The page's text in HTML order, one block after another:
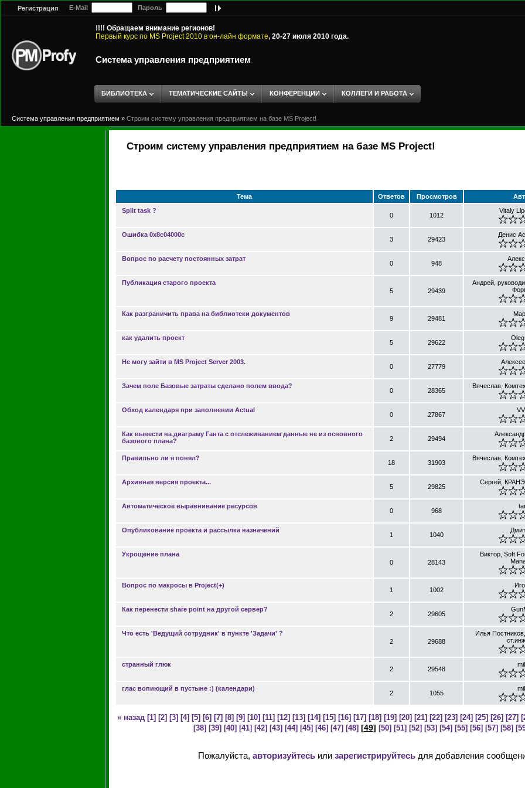
Регистрация E-Mail Пароль
!!!! Обращаем внимание регионов!
Первый курс по MS Project 2010 в он-лайн формате, 20-27 июля 2010 года.
Система управления предприятием
БИБЛИОТЕКА ТЕМАТИЧЕСКИЕ САЙТЫ КОНФЕРЕНЦИИ КОЛЛЕГИ И РАБОТА
Система управления предприятием » Строим систему управления предприятием на базе MS Project!
Строим систему управления предприятием на базе MS Project!
Тема Ответов Просмотров
Split task ?
0 1012
Vitaly
Ошибка 0x8c04000c
3 29423
Денис
Вопрос по расчету постоянных затрат
0 948
Публикация старого проекта
5
29439
Андрей,
Как разграничить права на библиотеки документов
9 29481
как удалить проект
5 29622
Не могу зайти в MS Project Server 2003.
0 27779
Зачем поле Базовые затраты сделано полем ввода?
0 28365
Вячеслав,
Обход календаря при заполнении Actual
0 27867
Как вывести на диаграму Ганта с отслеживанием данные не из основного
базового плана?
2 29494
Правильно ли я понял?
18 31903
Вячеслав,
Архивная версия проекта...
5 29825
Сергей,
Автоматическое выравнивание ресурсов
0 968
Опубликование проекта и рассылка назначений
1 1040
Укрощение плана
0
28143
Виктор, Soft
Вопрос по макросы в Project(+)
1 1002
Как перенести share point на другой сервер?
2 29605
Что есть 'Ведущий сотрудник' в пункте 'Задачи' ?
2
29688
Илья
странный глюк
2 29548
глас вопиющий в пустыне :) (календари)
2 1055
« назад [1] [2] [3] [4] [5] [6] [7] [8] [9] [10] [11] [12] [13] [14] [15] [16] [17] [18] [19] [20] [21] [22] [23] [24] [25] [26] [27]
[38] [39] [40] [41] [42] [43] [44] [45] [46] [47] [48] [49] [50] [51] [52] [53] [54] [55] [56] [57] [58]
Пожалуйста, авторизуйтесьили зарегистрируйтесьдля добавления